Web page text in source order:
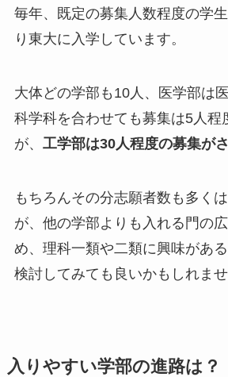
毎年、既定の募集人数程度の学
り東大に入学しています。
大体どの学部も10人、医学部は
科学科を合わせても募集は5人程
が、 工学部は30人程度の募集が
もちろんその分志願者数も多く
が、他の学部よりも入れる門の
め、理科一類や二類に興味があ
検討してみても良いかもしれませ
入りやすい学部の進路は？